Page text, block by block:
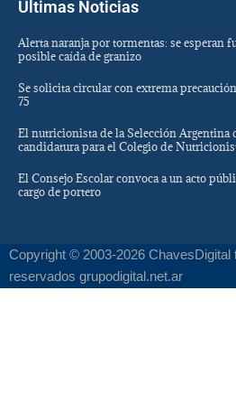
Ultimas Noticias
Alerta naranja por tormentas: se esperan
posible caída de granizo
Se solicita circular con extrema
75
El nutricionista de la Selección Argentina
candidatura para el Colegio de
El Consejo Escolar convoca a un acto
cargo de portero
Copyright © 2003-2026 ChavesDigital
reservados grupodigital.net.ar